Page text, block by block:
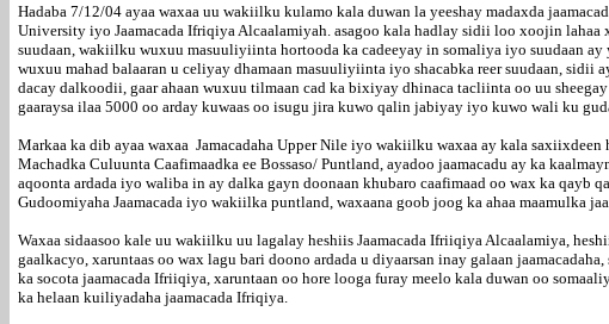
Hadaba 7/12/04 ayaa waxaa uu wakiilku kulamo kala duwan la yeeshay madaxda
University iyo Jaamacada Ifriqiya Alcaalamiyah. asagoo kala hadlay sidii loo xoojin
suudaan, wakiilku wuxuu masuuliyiinta hortooda ka cadeeyay in somaliya iyo suudaan
wuxuu mahad balaaran u celiyay dhamaan masuuliyiinta iyo shacabka reer suudaan,
dacay dalkoodii, gaar ahaan wuxuu tilmaan cad ka bixiyay dhinaca tacliinta oo uu
gaaraysa ilaa 5000 oo arday kuwaas oo isugu jira kuwo qalin jabiyay iyo kuwo wali ku
Markaa ka dib ayaa waxaa Jamacadaha Upper Nile iyo wakiilku waxaa ay kala
Machadka Culuunta Caafimaadka ee Bossaso/ Puntland, ayadoo jaamacadu ay ka
aqoonta ardada iyo waliba in ay dalka gayn doonaan khubaro caafimaad oo wax ka qayb
Gudoomiyaha Jaamacada iyo wakiilka puntland, waxaana goob joog ka ahaa maamulka
Waxaa sidaasoo kale uu wakiilku uu lagalay heshiis Jaamacada Ifriiqiya Alcaalamiya,
gaalkacyo, xaruntaas oo wax lagu bari doono ardada u diyaarsan inay galaan
ka socota jaamacada Ifriiqiya, xaruntaan oo hore looga furay meelo kala duwan oo
ka helaan kuiliyadaha jaamacada Ifriqiya.